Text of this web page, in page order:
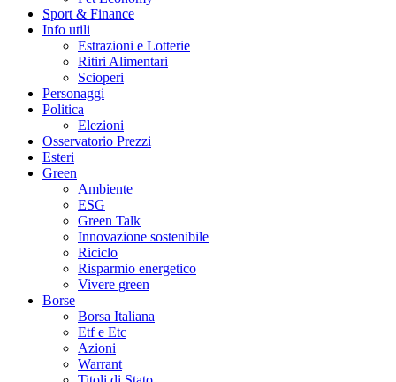
Sport & Finance
Info utili
Estrazioni e Lotterie
Ritiri Alimentari
Scioperi
Personaggi
Politica
Elezioni
Osservatorio Prezzi
Esteri
Green
Ambiente
ESG
Green Talk
Innovazione sostenibile
Riciclo
Risparmio energetico
Vivere green
Borse
Borsa Italiana
Etf e Etc
Azioni
Warrant